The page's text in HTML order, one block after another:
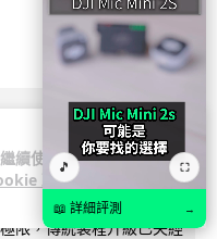
續使用
政
已近物理極限
摩爾定律瓶頸
5 小時專訪，警告
限，傳統製程升級已失經
🎵 ⛶
📖 詳細評測 →